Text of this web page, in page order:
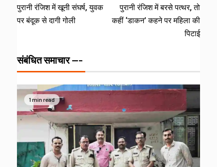
पुरानी रंजिश में खूनी संघर्ष, युवक
पर बंदूक से दागी गोली
पुरानी रंजिश में बरसे पत्थर, तो
कहीं ‘डाकन’ कहने पर महिला की
पिटाई
संबंधित समाचार ---
1 min read